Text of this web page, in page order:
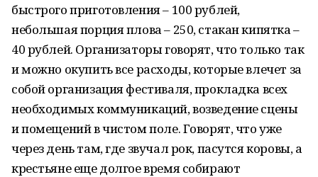
быстрого приготовления – 100 рублей,
небольшая порция плова – 250, стакан кипятка –
40 рублей. Организаторы говорят, что только так
и можно окупить все расходы, которые влечет за
собой организация фестиваля, прокладка всех
необходимых коммуникаций, возведение сцены
и помещений в чистом поле. Говорят, что уже
через день там, где звучал рок, пасутся коровы, а
крестьяне еще долгое время собирают